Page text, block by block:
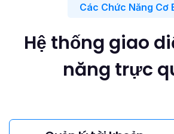
Các Chức Năng Cơ
Hệ thống giao
năng trực